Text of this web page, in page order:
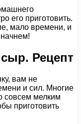
его приготовить.
мало времени, и
Рецепт
вам не
и сил. Многие
совсем мелким
приготовить